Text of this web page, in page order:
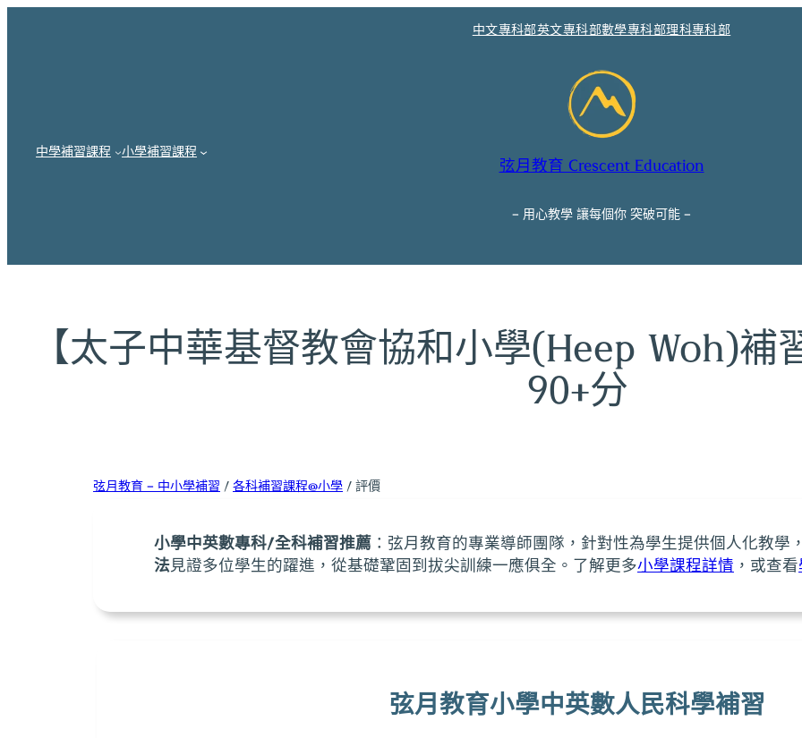
中文專科部英文專科部數學專科部理科專科部
中學補習課程 小學補習課程
弦月教育 Crescent Education
– 用心教學 讓每個你 突破可能 –
【太子中華基督教會協和小學(Heep Woh)補
90+分
弦月教育 – 中小學補習 / 各科補習課程@小學 / 評價
小學中英數專科/全科補習推薦 ：弦月教育的專業導師團隊，針對性為學生提供個人化教學
法見證多位學生的躍進，從基礎鞏固到拔尖訓練一應俱全。了解更多小學課程詳情 ，或查看
弦月教育小學中英數人民科學補習